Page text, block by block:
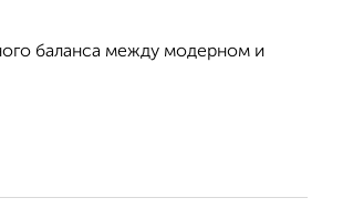
баланса между модерном и